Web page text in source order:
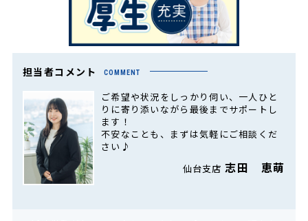
担当者コメント COMMENT
ご希望や状況をしっかり伺い、一人ひと
りに寄り添いながら最後までサポートし
ます！
不安なことも、まずは気軽にご相談くだ
さい♪
仙台支店志田 恵萌